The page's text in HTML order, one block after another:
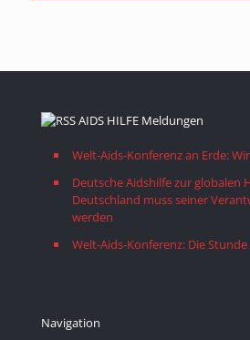
AIDS HILFE Meldungen
Welt-Aids-Konferenz an Erde:
Deutsche Aidshilfe zur globalen
Deutschland muss seiner
werden
Welt-Aids-Konferenz: Die
Navigation